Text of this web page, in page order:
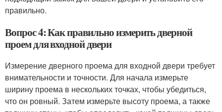
правильно.
Вопрос 4: Как правильно измерить дверной
проем для входной двери
Измерение дверного проема для входной двери требует
внимательности и точности. Для начала измерьте
ширину проема в нескольких точках, чтобы убедиться,
что он ровный. Затем измерьте высоту проема, а также